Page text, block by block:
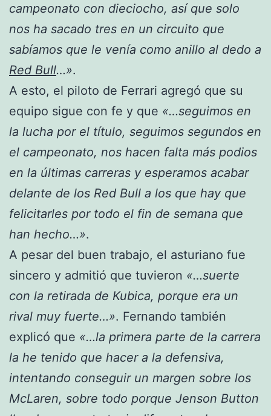
campeonato con dieciocho, así que solo
nos ha sacado tres en un circuito que
sabíamos que le venía como anillo al dedo a
Red Bull…».
A esto, el piloto de Ferrari agregó que su
equipo sigue con fe y que «…seguimos en
la lucha por el título, seguimos segundos en
el campeonato, nos hacen falta más podios
en la últimas carreras y esperamos acabar
delante de los Red Bull a los que hay que
felicitarles por todo el fin de semana que
han hecho…».
A pesar del buen trabajo, el asturiano fue
sincero y admitió que tuvieron «…suerte
con la retirada de Kubica, porque era un
rival muy fuerte…». Fernando también
explicó que «…la primera parte de la carrera
la he tenido que hacer a la defensiva,
intentando conseguir un margen sobre los
McLaren, sobre todo porque Jenson Button